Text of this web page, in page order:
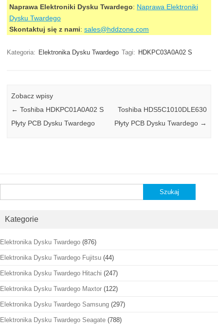
Naprawa Elektroniki Dysku Twardego: Naprawa Elektroniki
Dysku Twardego
Skontaktuj się z nami: sales@hddzone.com
Kategoria: Elektronika Dysku Twardego Tagi: HDKPC03A0A02 S
Zobacz wpisy
← Toshiba HDKPC01A0A02 S
Płyty PCB Dysku Twardego
Toshiba HDS5C1010DLE630
Płyty PCB Dysku Twardego →
Kategorie
Elektronika Dysku Twardego (876)
Elektronika Dysku Twardego Fujitsu (44)
Elektronika Dysku Twardego Hitachi (247)
Elektronika Dysku Twardego Maxtor (122)
Elektronika Dysku Twardego Samsung (297)
Elektronika Dysku Twardego Seagate (788)